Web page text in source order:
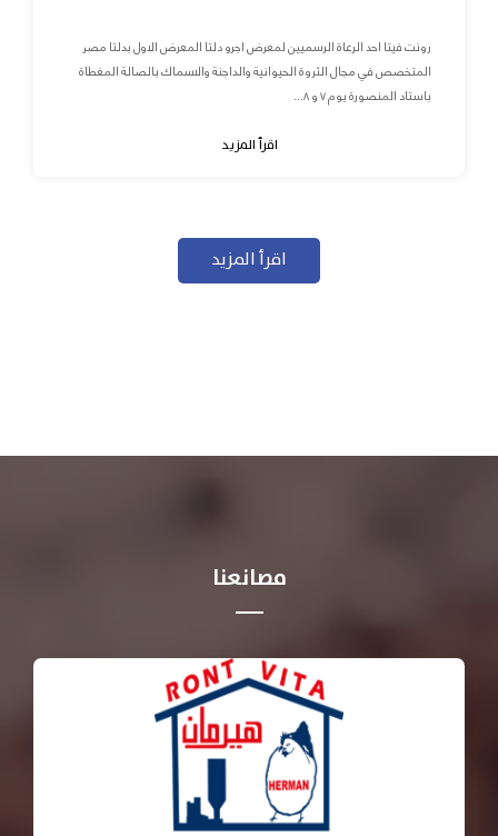
رونت فيتا احد الرعاة الرسميين لمعرض اجرو دلتا المعرض الاول بدلتا مصر
المتخصص في مجال الثروة الحيوانية والداجنة والاسماك بالصالة المغطاة
باستاد المنصورة يوم ٧ و ٨...
اقرأ المزيد
اقرأ المزيد
مصانعنا